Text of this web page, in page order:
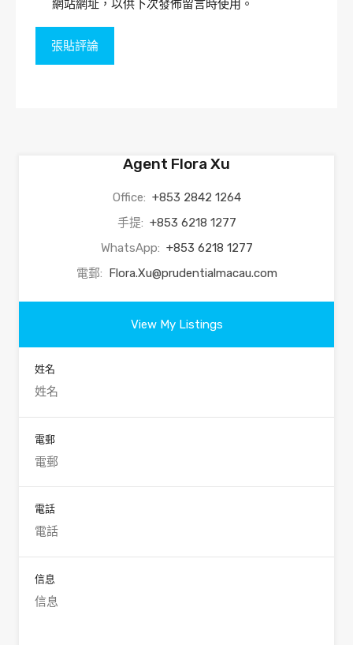
網站網址，以供下次發佈留言時使用。
Agent Flora Xu
Office: +853 2842 1264
手提: +853 6218 1277
WhatsApp: +853 6218 1277
電郵: Flora.Xu@prudentialmacau.com
View My Listings
姓名
電郵
電話
信息